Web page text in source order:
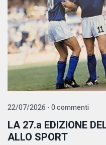
22/07/2026 - 0 commenti
LA 27.a EDIZIONE
ALLO SPORT